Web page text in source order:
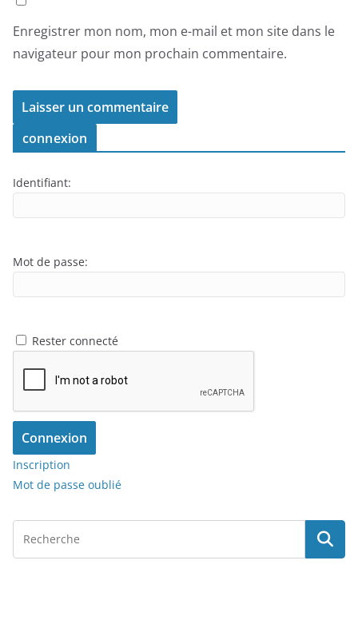
Enregistrer mon nom, mon e-mail et mon site dans le
navigateur pour mon prochain commentaire.
connexion
Identifiant:
Mot de passe:
Rester connecté
Connexion
Inscription
Mot de passe oublié